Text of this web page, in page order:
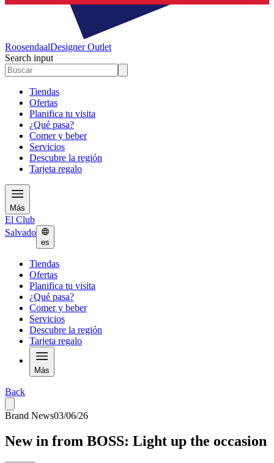
RoosendaalDesigner Outlet
Search input
Tiendas
Ofertas
Planifica tu visita
¿Qué pasa?
Comer y beber
Servicios
Descubre la región
Tarjeta regalo
Más
El Club
Salvado
es
Tiendas
Ofertas
Planifica tu visita
¿Qué pasa?
Comer y beber
Servicios
Descubre la región
Tarjeta regalo
Más
Back
Brand News03/06/26
New in from BOSS: Light up the occasion